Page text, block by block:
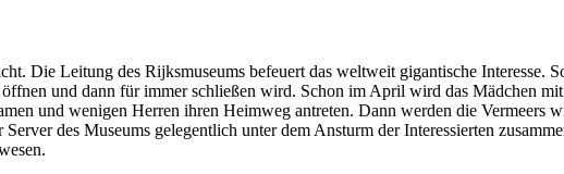
Die Leitung des Rijksmuseums befeuert das weltweit gigantische Interesse.
und dann für immer schließen wird. Schon im April wird das Mädchen
und wenigen Herren ihren Heimweg antreten. Dann werden die Vermeers
des Museums gelegentlich unter dem Ansturm der Interessierten